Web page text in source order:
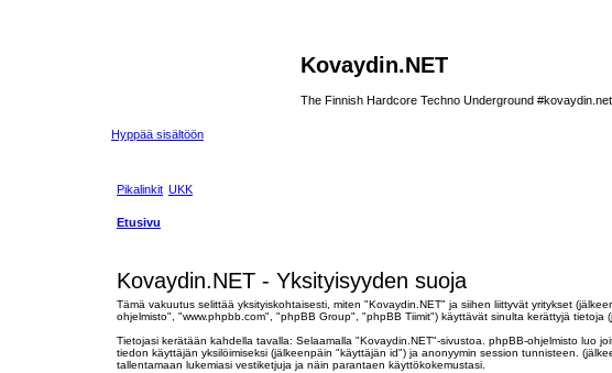
Kovaydin.NET
The Finnish Hardcore Techno Underground
Hyppää sisältöön
Pikalinkit UKK
Etusivu
Kovaydin.NET - Yksityisyyden suoja
Tämä vakuutus selittää yksityiskohtaisesti, miten "Kovaydin.NET" ja siihen liittyvät yritykset
ohjelmisto", "www.phpbb.com", "phpBB Group", "phpBB Tiimit") käyttävät sinulta kerättyjä tietoja
Tietojasi kerätään kahdella tavalla: Selaamalla "Kovaydin.NET"-sivustoa. phpBB-ohjelmisto luo
tiedon käyttäjän yksilöimiseksi (jälkeenpäin "käyttäjän id") ja anonyymin session tunnisteen.
tallentamaan lukemiasi vestiketjuja ja näin parantaen käyttökokemustasi.